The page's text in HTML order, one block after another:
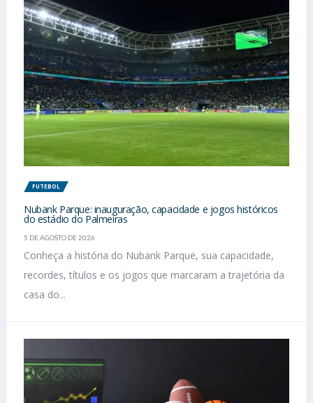
FUTEBOL
Nubank Parque: inauguração, capacidade e jogos históricos
do estádio do Palmeiras
5 DE AGOSTO DE 2026
Conheça a história do Nubank Parque, sua capacidade,
recordes, títulos e os jogos que marcaram a trajetória da
casa do...